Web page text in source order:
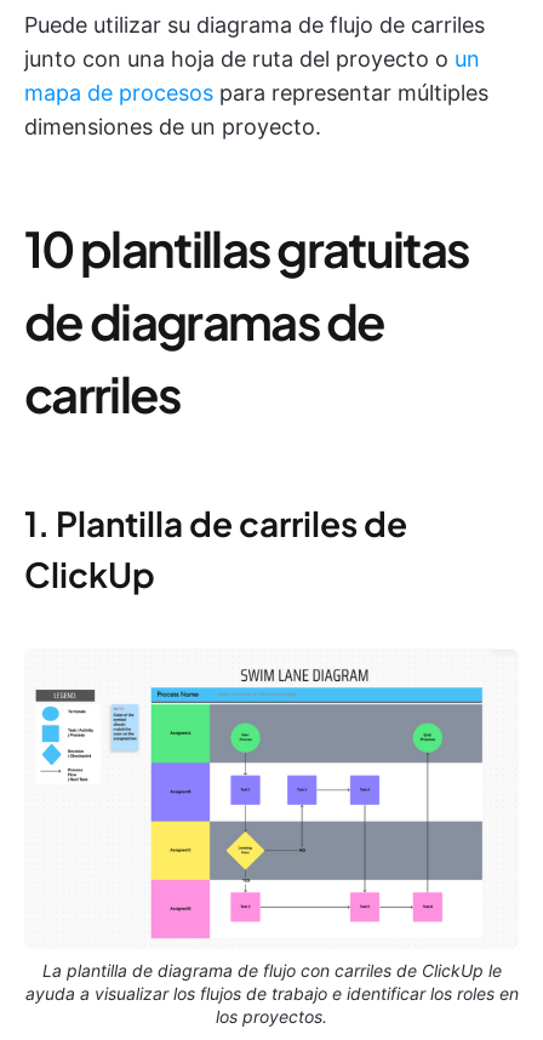
Puede utilizar su diagrama de flujo de carriles
junto con una hoja de ruta del proyecto o un
mapa de procesos para representar múltiples
dimensiones de un proyecto.
10 plantillas gratuitas
de diagramas de
carriles
1. Plantilla de carriles de
ClickUp
La plantilla de diagrama de flujo con carriles de ClickUp le
ayuda a visualizar los flujos de trabajo e identificar los roles en
los proyectos.